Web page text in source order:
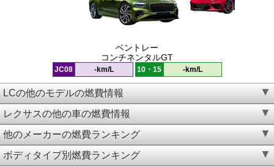
ベントレー
コンチネンタルGT
JC08 -km/L 10・15 -km/L
LCの他のモデルの燃費情報
レクサスの他の車の燃費情報
他のメーカーの燃費ランキング
ボディタイプ別燃費ランキング